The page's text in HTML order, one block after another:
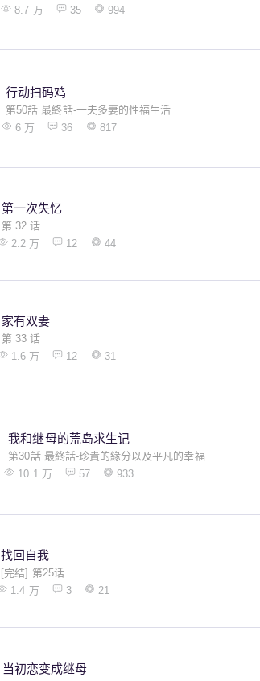
8.7 万
35 994
行动扫码鸡
第50話 最終話-一夫多妻的性福生活
6 万
36 817
第一次失忆
第 32 话
2.2 万
12 44
家有双妻
第 33 话
1.6 万
12 31
我和继母的荒岛求生记
第30話 最終話-珍貴的緣分以及平凡的幸福
10.1 万
57 933
找回自我
[完结] 第25话
1.4 万
3 21
当初恋变成继母